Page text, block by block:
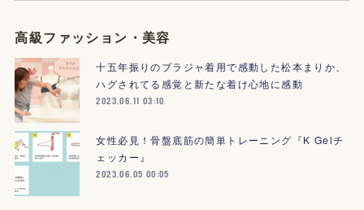
高級ファッション・美容
十五年振りのブラジャ着用で感動した松本まりか、
ハグされてる感覚と新たな着け心地に感動
2023.06.11 03:10
女性必見！骨盤底筋の簡単トレーニング『K Gelチ
ェッカー』
2023.06.05 00:05